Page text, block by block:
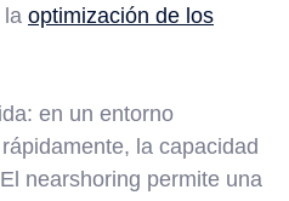
la optimización de los
en un entorno
la capacidad
nearshoring permite una